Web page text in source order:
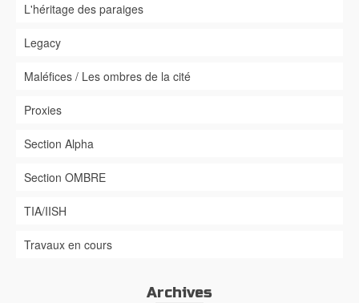
L'héritage des paraiges
Legacy
Maléfices / Les ombres de la cité
Proxies
Section Alpha
Section OMBRE
TIA/IISH
Travaux en cours
Archives